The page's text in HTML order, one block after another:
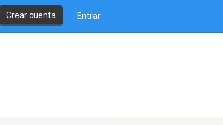
Crear cuenta Entrar